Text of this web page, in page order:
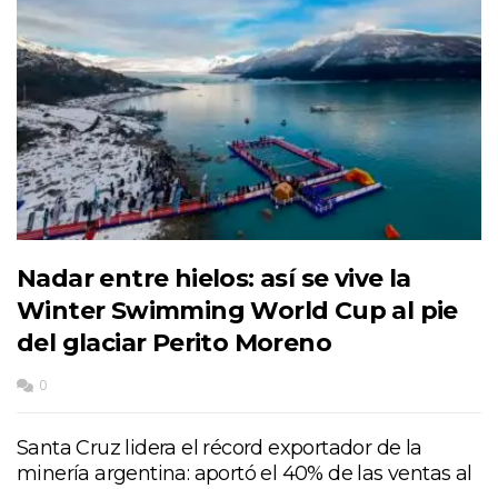
Nadar entre hielos: así se vive la
Winter Swimming World Cup al pie
del glaciar Perito Moreno
0
Santa Cruz lidera el récord exportador de la
minería argentina: aportó el 40% de las ventas al